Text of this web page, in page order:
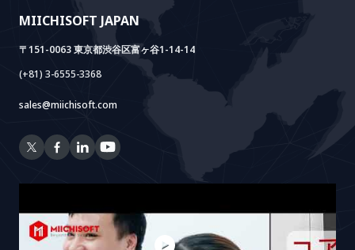
MIICHISOFT JAPAN
〒151-0063 東京都渋谷区富ヶ谷1-14-14
(+81) 3-6555-3368
sales@miichisoft.com
RAG Package